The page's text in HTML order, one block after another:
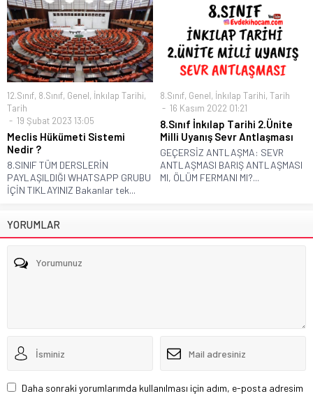
12.Sınıf, 8.Sınıf, Genel, İnkılap Tarihi,
Tarih
19 Şubat 2023 13:05
Meclis Hükümeti Sistemi
Nedir ?
8.SINIF TÜM DERSLERİN
PAYLAŞILDIĞI WHATSAPP GRUBU
İÇİN TIKLAYINIZ Bakanlar tek...
8.Sınıf, Genel, İnkılap Tarihi, Tarih
16 Kasım 2022 01:21
8.Sınıf İnkılap Tarihi 2.Ünite
Milli Uyanış Sevr Antlaşması
GEÇERSİZ ANTLAŞMA: SEVR
ANTLAŞMASI BARIŞ ANTLAŞMASI
MI, ÖLÜM FERMANI MI?...
YORUMLAR
Daha sonraki yorumlarımda kullanılması için adım, e-posta adresim